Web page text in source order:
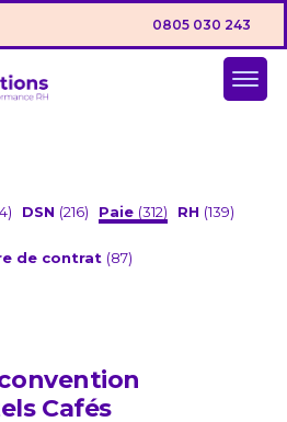
0805 030 243
DSN (216) Paie (312) RH (139)
de contrat (87)
Cafés